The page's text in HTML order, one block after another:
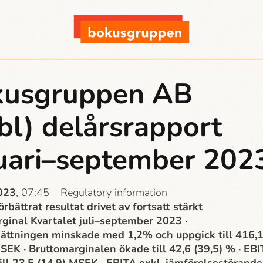
AB
delårsrapport
, 07:45
Regulatory information
resultat drivet av fortsatt stärkt
Kvartalet juli–september 2023 ·
minskade med 1,2% och uppgick till 416,1
· Bruttomarginalen ökade till 42,6 (39,5) % ·